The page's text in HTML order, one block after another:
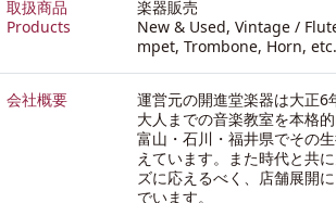
取扱商品
Products
楽器販売
New & Used, Vintage /
mpet, Trombone, Horn, etc.
会社概要
運営元の開進堂楽器は大正6
大人までの音楽教室を本格
富山・石川・福井県でその
えています。また時代と共
ズに応えるべく、店舗展開
でいます。